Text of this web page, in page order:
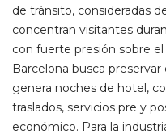
de tránsito, consideradas
concentran visitantes
con fuerte presión sobre
Barcelona busca
genera noches de hotel,
traslados, servicios pre y
económico. Para la